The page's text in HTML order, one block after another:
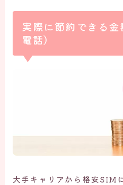
実際に節約できる
電話）
大手キャリアから格安SIM